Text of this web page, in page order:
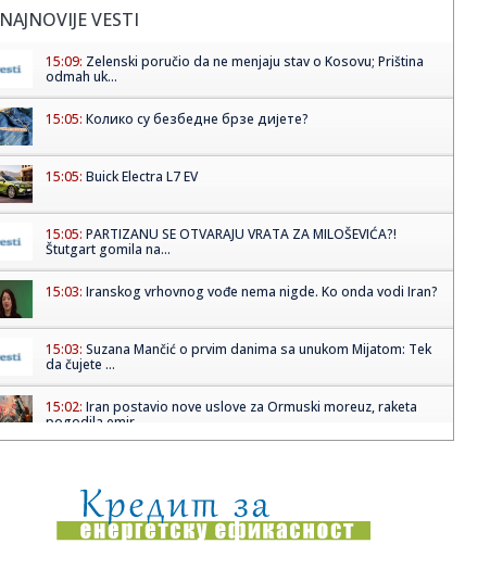
NAJNOVIJE VESTI
15:09: Zelenski poručio da ne menjaju stav o Kosovu; Priština
odmah uk...
15:05: Колико су безбедне брзе дијете?
15:05: Buick Electra L7 EV
15:05: PARTIZANU SE OTVARAJU VRATA ZA MILOŠEVIĆA?!
Štutgart gomila na...
15:03: Iranskog vrhovnog vođe nema nigde. Ko onda vodi Iran?
15:03: Suzana Mančić o prvim danima sa unukom Mijatom: Tek
da čujete ...
15:02: Iran postavio nove uslove za Ormuski moreuz, raketa
pogodila emir...
15:02:Đokić sve dublje u politici! Rektor ponovo na blokaderskoj
bini...